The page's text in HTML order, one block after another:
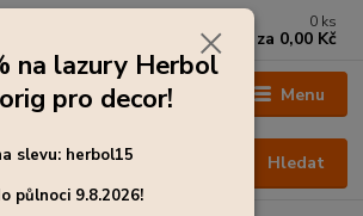
Menu
Hledat
0 ks
za 0,00 Kč
na lazury Herbol
pro decor!
slevu: herbol15
půlnoci 9.8.2026!